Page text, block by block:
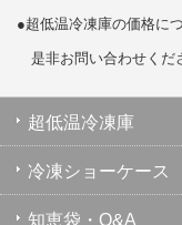
●超低温冷凍庫の価格に
是非お問い合わせくだ
超低温冷凍庫
冷凍ショーケース
知恵袋・Q&A